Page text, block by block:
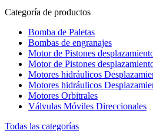
Categoría de productos
Bomba de Paletas
Bombas de engranajes
Motor de Pistones
Motor de Pistones
Motores hidráulicos
Motores hidráulicos
Motores Orbitrales
Válvulas Móviles Direccionales
Todas las categorías